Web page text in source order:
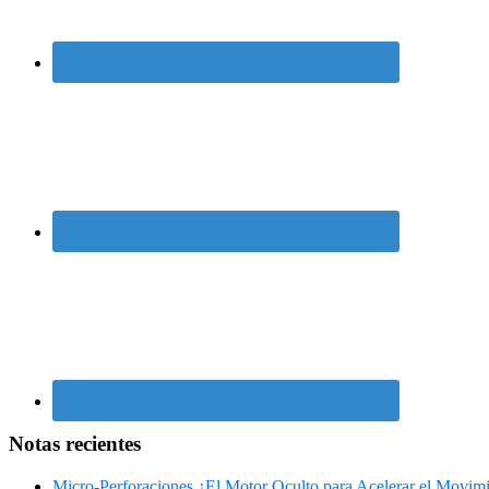
Notas recientes